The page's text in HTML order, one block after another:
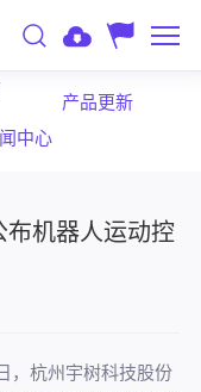
产品更新
中心
布机器人运动控
，杭州宇树科技股份